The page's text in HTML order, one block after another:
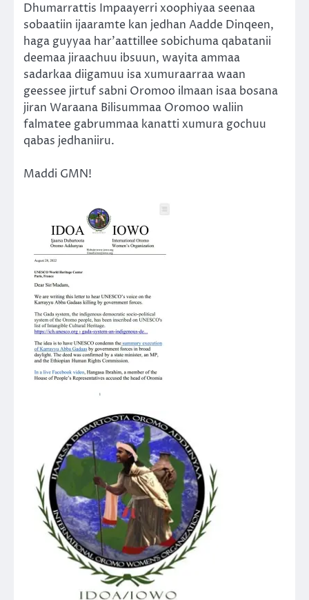
Dhumarrattis Impaayerri xoophiyaa seenaa
sobaatiin ijaaramte kan jedhan Aadde Dinqeen,
haga guyyaa har’aattillee sobichuma qabatanii
deemaa jiraachuu ibsuun, wayita ammaa
sadarkaa diigamuu isa xumuraarraa waan
geessee jirtuf sabni Oromoo ilmaan isaa bosana
jiran Waraana Bilisummaa Oromoo waliin
falmatee gabrummaa kanatti xumura gochuu
qabas jedhaniiru.
Maddi GMN!